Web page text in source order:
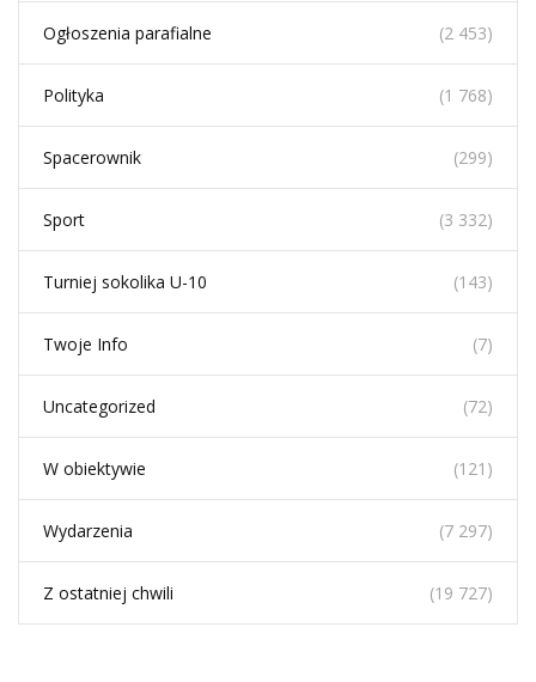
Ogłoszenia parafialne (2 453)
Polityka (1 768)
Spacerownik (299)
Sport (3 332)
Turniej sokolika U-10 (143)
Twoje Info (7)
Uncategorized (72)
W obiektywie (121)
Wydarzenia (7 297)
Z ostatniej chwili (19 727)